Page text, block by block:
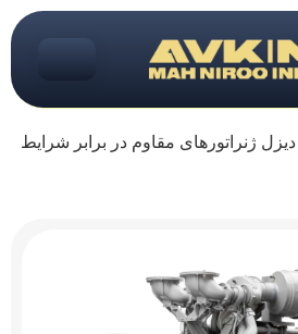
دیزل ژنراتورهای مقاوم در برابر شرایط